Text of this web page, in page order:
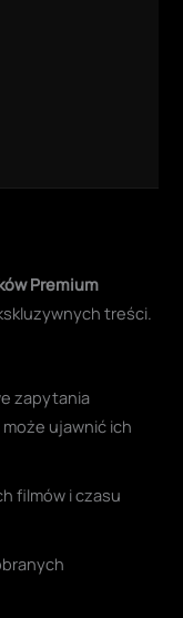
Premium
treści.
zapytania
ujawnić ich
filmów i czasu